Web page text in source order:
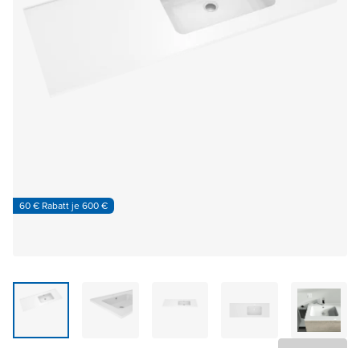
60 € Rabatt je 600 €